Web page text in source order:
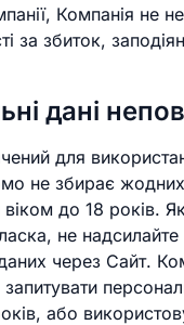
Компанія не
за збиток,
дані
для
не збирає
віком до 18 років.
не
через Сайт.
або